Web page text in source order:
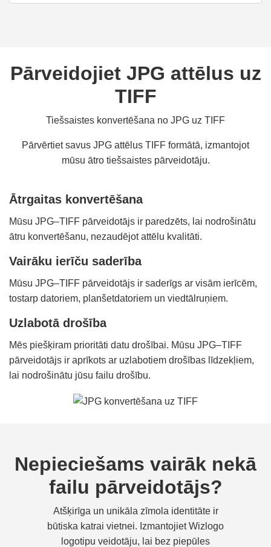
Pārveidojiet JPG attēlus uz
TIFF
Tiešsaistes konvertēšana no JPG uz TIFF
Pārvērtiet savus JPG attēlus TIFF formātā, izmantojot
mūsu ātro tiešsaistes pārveidotāju.
Ātrgaitas konvertēšana
Mūsu JPG–TIFF pārveidotājs ir paredzēts, lai nodrošinātu
ātru konvertēšanu, nezaudējot attēlu kvalitāti.
Vairāku ierīču saderība
Mūsu JPG–TIFF pārveidotājs ir saderīgs ar visām ierīcēm,
tostarp datoriem, planšetdatoriem un viedtālruņiem.
Uzlabotā drošība
Mēs piešķiram prioritāti datu drošībai. Mūsu JPG–TIFF
pārveidotājs ir aprīkots ar uzlabotiem drošības līdzekļiem,
lai nodrošinātu jūsu failu drošību.
Nepieciešams vairāk nekā
failu pārveidotājs?
Atšķirīga un unikāla zīmola identitāte ir
būtiska katrai vietnei. Izmantojiet Wizlogo
logotipu veidotāju, lai bez piepūles